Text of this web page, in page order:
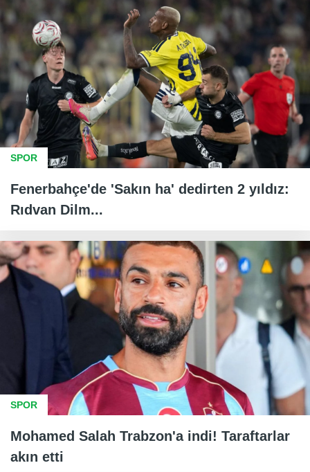
SPOR
Fenerbahçe'de 'Sakın ha' dedirten 2 yıldız:
Rıdvan Dilm...
SPOR
Mohamed Salah Trabzon'a indi! Taraftarlar
akın etti